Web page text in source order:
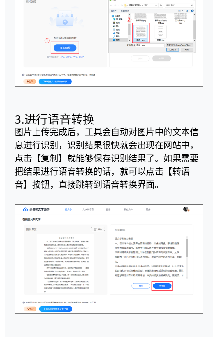
3.进行语音转换
图片上传完成后，工具会自动对图片中的文本信
息进行识别，识别结果很快就会出现在网站中，
点击【复制】就能够保存识别结果了。如果需要
把结果进行语音转换的话，就可以点击【转语
音】按钮，直接跳转到语音转换界面。